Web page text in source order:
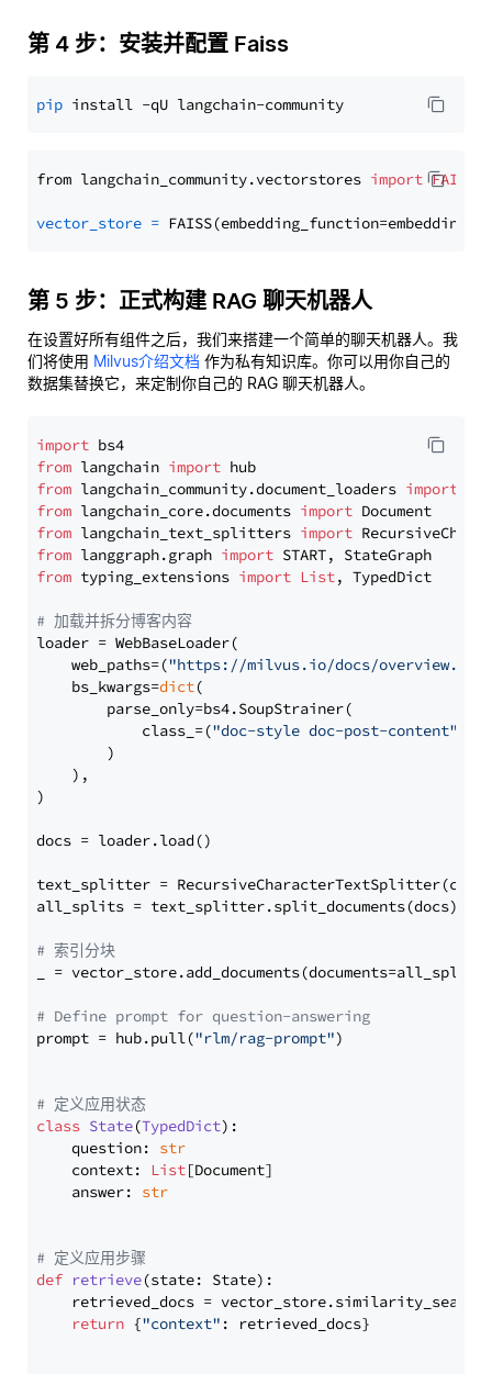
第 4 步：安装并配置 Faiss
pip
from langchain_community.vectorstores import FAISS
vector_store =
第 5 步：正式构建 RAG 聊天机器人
在设置好所有组件之后，我们来搭建一个简单的聊天机器人。我
们将使用 Milvus介绍文档 作为私有知识库。你可以用你自己的
数据集替换它，来定制你自己的 RAG 聊天机器人。
import
from langchain import
from langchain_community.document_loaders import
from langchain_core.documents import
from langchain_text_splitters import
from langgraph.graph import
from typing_extensions import List, TypedDict
# 加载并拆分博客内容
loader = WebBaseLoader(
    web_paths=(
"https://milvus.io/docs/overview.md"
    bs_kwargs=
dict(
        parse_only=bs4.SoupStrainer(
            class_=(
"doc-style doc-post-content"
        )
    ),
)
docs = loader.load()
text_splitter =
all_splits = text_splitter.split_documents(docs)
# 索引分块
_ = vector_store.add_documents(documents=all_splits)
# Define prompt for question-answering
prompt = hub.pull("rlm/rag-prompt")
# 定义应用状态
class State(TypedDict):
    question:
str
    context:
List[Document]
    answer:
str
# 定义应用步骤
def retrieve(state: State):
retrieved_docs =
return {"context" : retrieved_docs}